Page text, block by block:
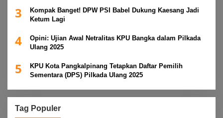
3
Kompak Banget! DPW PSI Babel Dukung Kaesang Jadi
Ketum Lagi
4
Opini: Ujian Awal Netralitas KPU Bangka dalam Pilkada
Ulang 2025
5
KPU Kota Pangkalpinang Tetapkan Daftar Pemilih
Sementara (DPS) Pilkada Ulang 2025
Tag Populer